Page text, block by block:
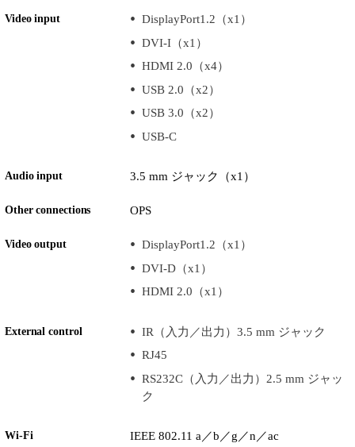
Video input
DisplayPort1.2（x1）
DVI-I（x1）
HDMI 2.0（x4）
USB 2.0（x2）
USB 3.0（x2）
USB-C
Audio input 3.5 mm ジャック（x1）
Other connections OPS
Video output
DisplayPort1.2（x1）
DVI-D（x1）
HDMI 2.0（x1）
External control
IR（入力／出力）3.5 mm ジャック
RJ45
RS232C（入力／出力）2.5 mm ジャッ
ク
Wi-Fi IEEE 802.11 a／b／g／n／ac